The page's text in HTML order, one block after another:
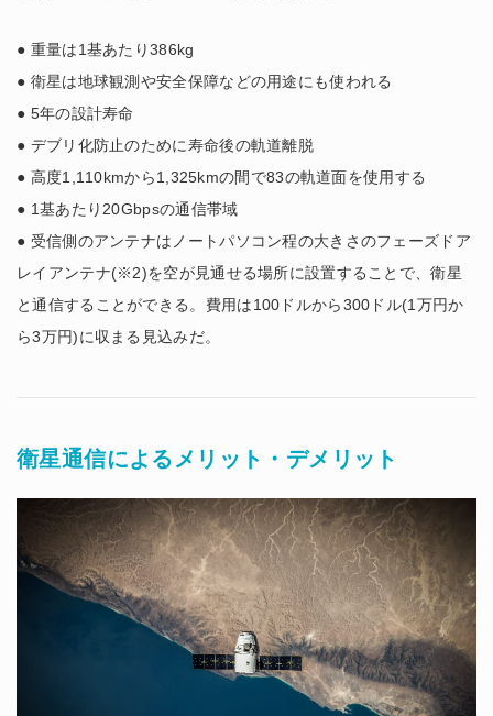
● 重量は1基あたり386kg
● 衛星は地球観測や安全保障などの用途にも使われる
● 5年の設計寿命
● デブリ化防止のために寿命後の軌道離脱
● 高度1,110kmから1,325kmの間で83の軌道面を使用する
● 1基あたり20Gbpsの通信帯域
● 受信側のアンテナはノートパソコン程の大きさのフェーズドア
レイアンテナ(※2)を空が見通せる場所に設置することで、衛星
と通信することができる。費用は100ドルから300ドル(1万円か
ら3万円)に収まる見込みだ。
衛星通信によるメリット・デメリット